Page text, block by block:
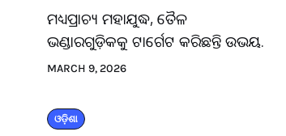
ମଧ୍ୟପ୍ରାଚ୍ୟ ମହାଯୁଦ୍ଧ, ତୈଳ
ଭଣ୍ଡାରଗୁଡ଼ିକକୁ ଟାର୍ଗେଟ କରିଛନ୍ତି ଉଭୟ.
MARCH 9, 2026
ଓଡ଼ିଶା